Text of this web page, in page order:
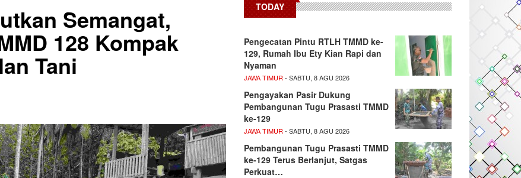
Semangat,
128 Kompak
Tani
TODAY
Pengecatan Pintu RTLH TMMD ke-
129, Rumah Ibu Ety Kian Rapi dan
Nyaman
JAWA TIMUR - SABTU, 8 AGU 2026
Pengayakan Pasir Dukung
Pembangunan Tugu Prasasti TMMD
ke-129
JAWA TIMUR - SABTU, 8 AGU 2026
Pembangunan Tugu Prasasti TMMD
ke-129 Terus Berlanjut, Satgas
Perkuat…